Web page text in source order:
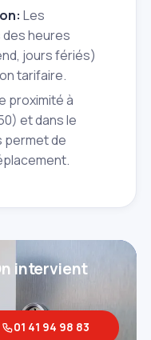
Les
heures
jours fériés)
tarifaire.
proximité à
et dans le
permet de
intervient
01 41 94 98 83